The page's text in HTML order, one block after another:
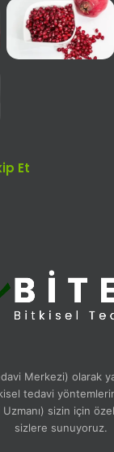
Et
Merkezi) olarak
tedavi
sizin için özel
sizlere sunuyoruz.